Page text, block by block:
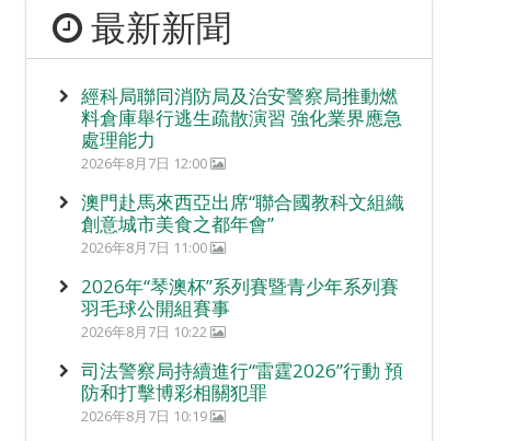
最新新聞
經科局聯同消防局及治安警察局推動燃
料倉庫舉行逃生疏散演習 強化業界應急
處理能力
2026年8月7日 12:00
澳門赴馬來西亞出席“聯合國教科文組織
創意城市美食之都年會”
2026年8月7日 11:00
2026年“琴澳杯”系列賽暨青少年系列賽
羽毛球公開組賽事
2026年8月7日 10:22
司法警察局持續進行“雷霆2026”行動 預
防和打擊博彩相關犯罪
2026年8月7日 10:19